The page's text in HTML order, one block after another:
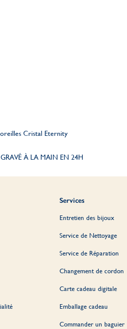
Cristal Eternity
GRAVÉ À LA MAIN EN 24H
Services
Entretien des bijoux
Service de Nettoyage
Service de Réparation
Changement de cordon
Carte cadeau digitale
Emballage cadeau
Commander un baguier